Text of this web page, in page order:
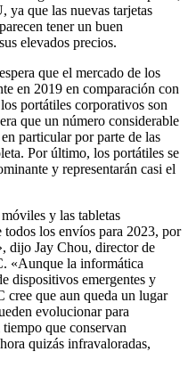
ya que las nuevas tarjetas
tener un buen
elevados precios.
que el mercado de los
en 2019 en comparación con
portátiles corporativos son
que un número considerable
particular por parte de las
Por último, los portátiles se
y representarán casi el
y las tabletas
los envíos para 2023, por
dijo Jay Chou, director de
«Aunque la informática
dispositivos emergentes y
cree que aun queda un lugar
evolucionar para
que conservan
quizás infravaloradas,